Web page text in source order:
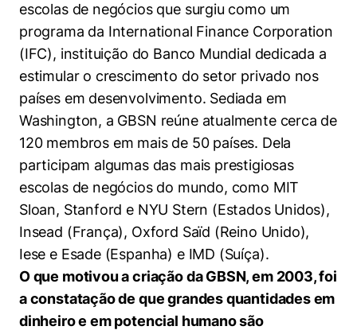
Engenharia Mecatrônica
Finanças
Negócios
Políticas Públicas
Sustentabilidade
Tecnologia e Dados
escolas de negócios que surgiu como um
programa da International Finance Corporation
(IFC), instituição do Banco Mundial dedicada a
estimular o crescimento do setor privado nos
países em desenvolvimento. Sediada em
Washington, a GBSN reúne atualmente cerca de
120 membros em mais de 50 países. Dela
participam algumas das mais prestigiosas
escolas de negócios do mundo, como MIT
Sloan, Stanford e NYU Stern (Estados Unidos),
Insead (França), Oxford Saïd (Reino Unido),
Iese e Esade (Espanha) e IMD (Suíça).
O que motivou a criação da GBSN, em 2003, foi
a constatação de que grandes quantidades em
dinheiro e em potencial humano são